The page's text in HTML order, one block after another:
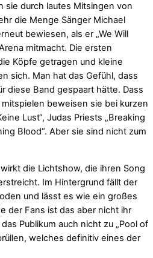
sie durch lautes Mitsingen von
die Menge Sänger Michael
bewiesen, als er „We Will
mitmacht. Die ersten
Köpfe getragen und kleine
sich. Man hat das Gefühl, dass
diese Band gespaart hätte. Dass
beweisen sie bei kurzen
Lust“, Judas Priests „Breaking
Blood“. Aber sie sind nicht zum
die Lichtshow, die ihren Song
Im Hintergrund fällt der
und lässt es wie ein großes
der Fans ist das aber nicht ihr
Publikum auch nicht zu „Pool of
welches definitiv eines der